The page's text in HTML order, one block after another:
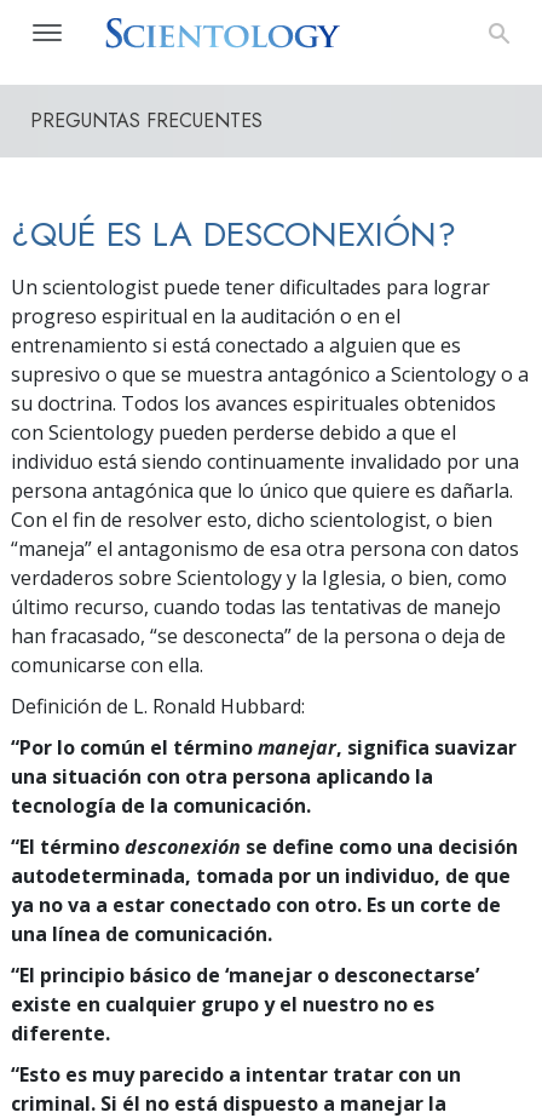
PREGUNTAS FRECUENTES
¿QUÉ ES LA DESCONEXIÓN?
Un scientologist puede tener dificultades para lograr
progreso espiritual en la auditación o en el
entrenamiento si está conectado a alguien que es
supresivo o que se muestra antagónico a Scientology o a
su doctrina. Todos los avances espirituales obtenidos
con Scientology pueden perderse debido a que el
individuo está siendo continuamente invalidado por una
persona antagónica que lo único que quiere es dañarla.
Con el fin de resolver esto, dicho scientologist, o bien
“maneja” el antagonismo de esa otra persona con datos
verdaderos sobre Scientology y la Iglesia, o bien, como
último recurso, cuando todas las tentativas de manejo
han fracasado, “se desconecta” de la persona o deja de
comunicarse con ella.
Definición de L. Ronald Hubbard:
“Por lo común el términomanejar, significa suavizar
una situación con otra persona aplicando la
tecnología de la comunicación.
“El términodesconexión se define como una decisión
autodeterminada, tomada por un individuo, de que
ya no va a estar conectado con otro. Es un corte de
una línea de comunicación.
“El principio básico de ‘manejar o desconectarse’
existe en cualquier grupo y el nuestro no es
diferente.
“Esto es muy parecido a intentar tratar con un
criminal. Si él no está dispuesto a manejar la